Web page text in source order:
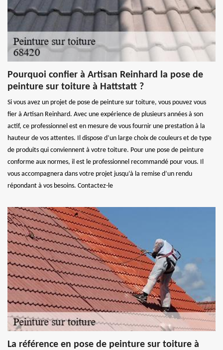
Pourquoi confier à Artisan Reinhard la pose de
peinture sur toiture à Hattstatt ?
Si vous avez un projet de pose de peinture sur toiture, vous pouvez vous
fier à Artisan Reinhard. Avec une expérience de plusieurs années à son
actif, ce professionnel est en mesure de vous fournir une prestation à la
hauteur de vos attentes. Il dispose d’un large choix de couleurs et de type
de produits qui conviennent à votre toiture. Pour une pose de peinture
conforme aux normes, il est le professionnel recommandé pour vous. Il
vous accompagnera dans votre projet jusqu’à la remise d’un rendu
répondant à vos besoins. Contactez-le
La référence en pose de peinture sur toiture à